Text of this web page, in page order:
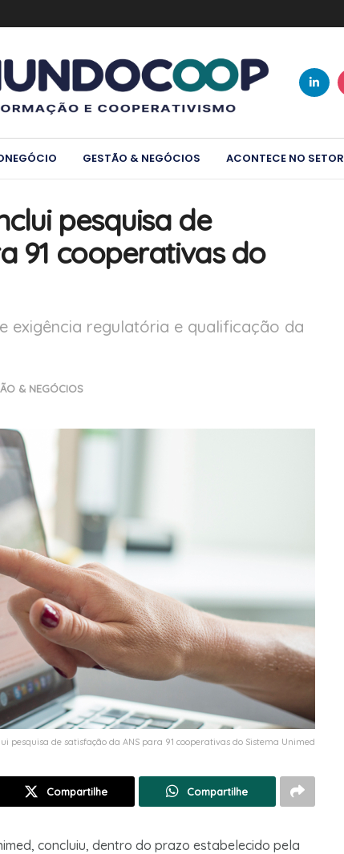
GESTÃO & NEGÓCIOS ACONTECE NO SETOR
pesquisa de
91 cooperativas do
exigência regulatória e qualificação da
& NEGÓCIOS
pesquisa de satisfação da ANS para 91 cooperativas do Sistema Unimed
Compartilhe Compartilhe
concluiu, dentro do prazo estabelecido pela